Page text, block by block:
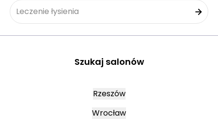
Leczenie łysienia
Szukaj salonów
Rzeszów
Wrocław